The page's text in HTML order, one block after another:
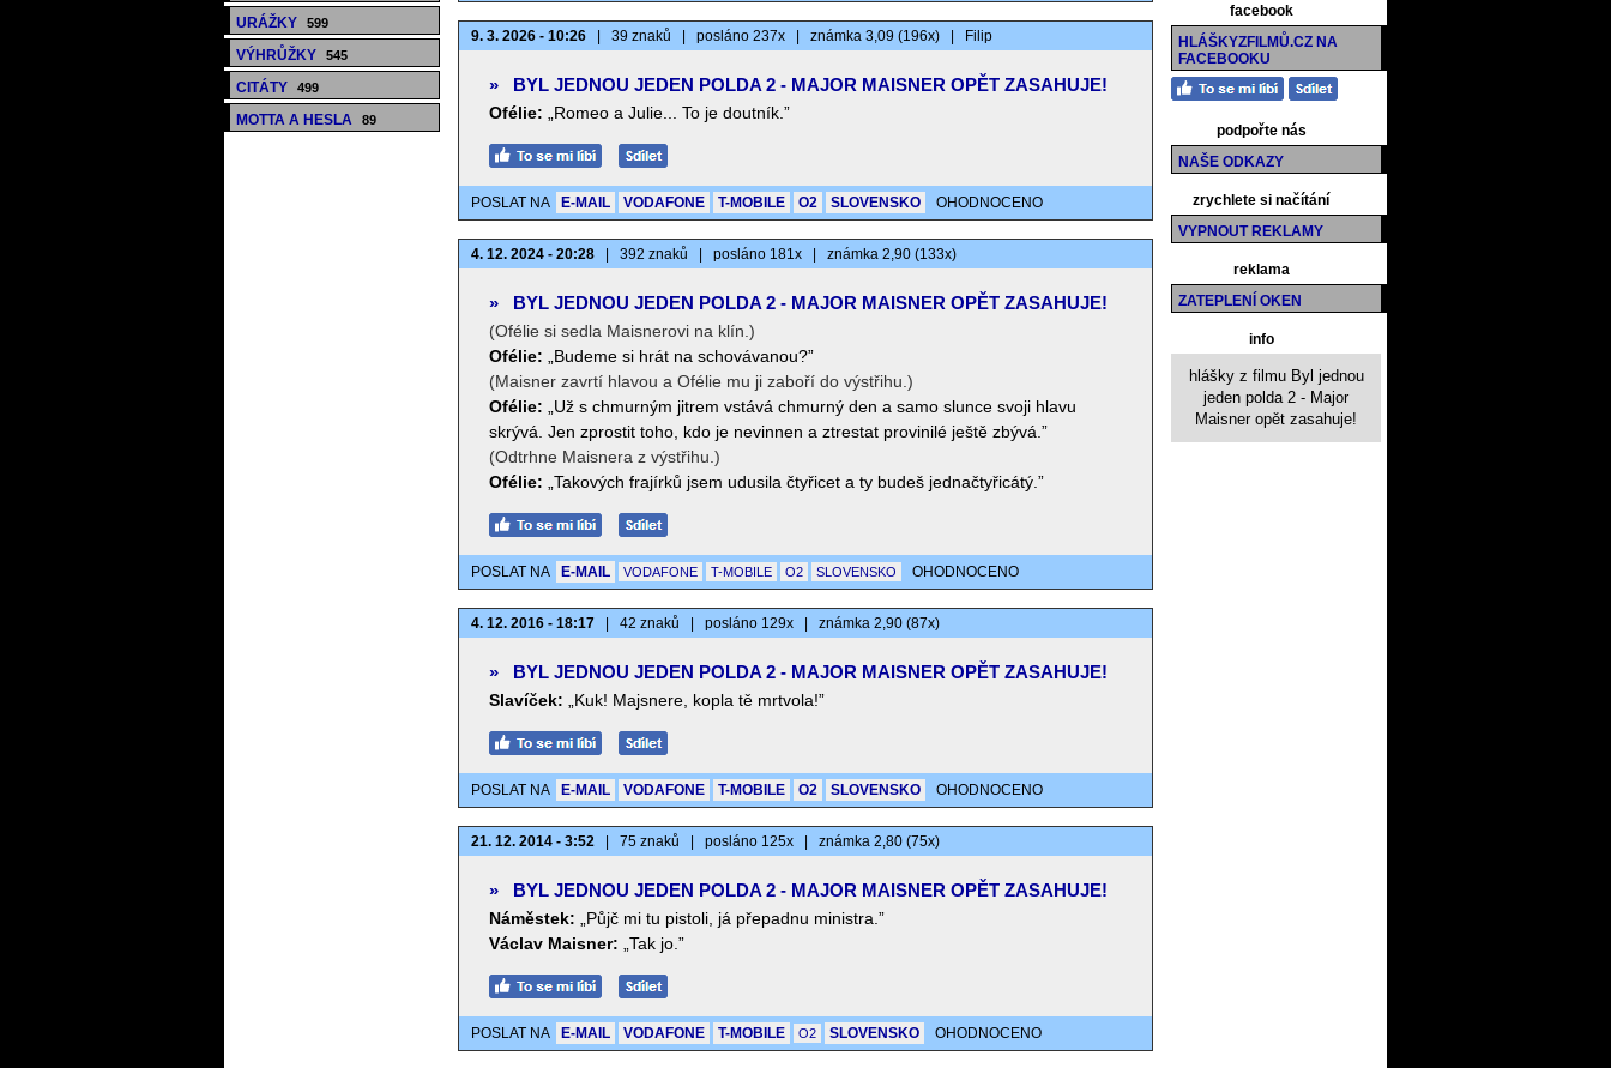
URÁŽKY 599
VÝHRŮŽKY 545
CITÁTY 499
MOTTA A HESLA 89
9. 3. 2026 - 10:26 39 znaků posláno 237x známka 3,09 (196x) Filip
» BYL JEDNOU JEDEN POLDA 2 - MAJOR MAISNER OPĚT ZASAHUJE!
Ofélie: „Romeo a Julie... To je doutník.”
POSLAT NA E-MAIL VODAFONE T-MOBILE O2 SLOVENSKO OHODNOCENO
4. 12. 2024 - 20:28 392 znaků posláno 181x známka 2,90 (133x)
» BYL JEDNOU JEDEN POLDA 2 - MAJOR MAISNER OPĚT ZASAHUJE!
(Ofélie si sedla Maisnerovi na klín.)
Ofélie:
„Budeme si hrát na schovávanou?”
(Maisner zavrtí hlavou a Ofélie mu ji zaboří do výstřihu.)
Ofélie:
„Už s chmurným jitrem vstává chmurný den a samo slunce svoji hlavu
skrývá. Jen zprostit toho, kdo je nevinnen a ztrestat provinilé ještě zbývá.”
(Odtrhne Maisnera z výstřihu.)
Ofélie:
„Takových frajírků jsem udusila čtyřicet a ty budeš jednačtyřicátý.”
POSLAT NA E-MAIL VODAFONE T-MOBILE O2 SLOVENSKO OHODNOCENO
4. 12. 2016 - 18:17 42 znaků posláno 129x známka 2,90 (87x)
» BYL JEDNOU JEDEN POLDA 2 - MAJOR MAISNER OPĚT ZASAHUJE!
Slavíček: „Kuk! Majsnere, kopla tě mrtvola!”
POSLAT NA E-MAIL VODAFONE T-MOBILE O2 SLOVENSKO OHODNOCENO
21. 12. 2014 - 3:52 75 znaků posláno 125x známka 2,80 (75x)
» BYL JEDNOU JEDEN POLDA 2 - MAJOR MAISNER OPĚT ZASAHUJE!
Náměstek:
„Půjč mi tu pistoli, já přepadnu ministra.”
Václav Maisner:
„Tak jo.”
POSLAT NA E-MAIL VODAFONE T-MOBILE O2 SLOVENSKO OHODNOCENO
facebook
HLÁŠKYZFILMŮ.CZ NA
FACEBOOKU
podpořte nás
NAŠE ODKAZY
zrychlete si načítání
VYPNOUT REKLAMY
reklama
ZATEPLENÍ OKEN
info
hlášky z filmu Byl jednou
jeden polda 2 - Major
Maisner opět zasahuje!